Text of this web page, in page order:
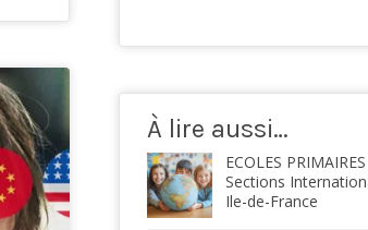
À lire aussi…
ECOLES
Sections
Ile-de-France